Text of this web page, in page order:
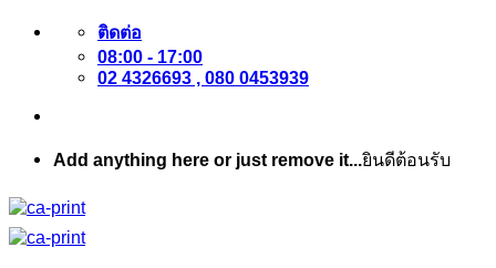
ข้าม
เนื้อหา
ติดต่อ
08:00 - 17:00
02 4326693 , 080 0453939
Add anything here or just remove it...ยินดีต้อนรับ